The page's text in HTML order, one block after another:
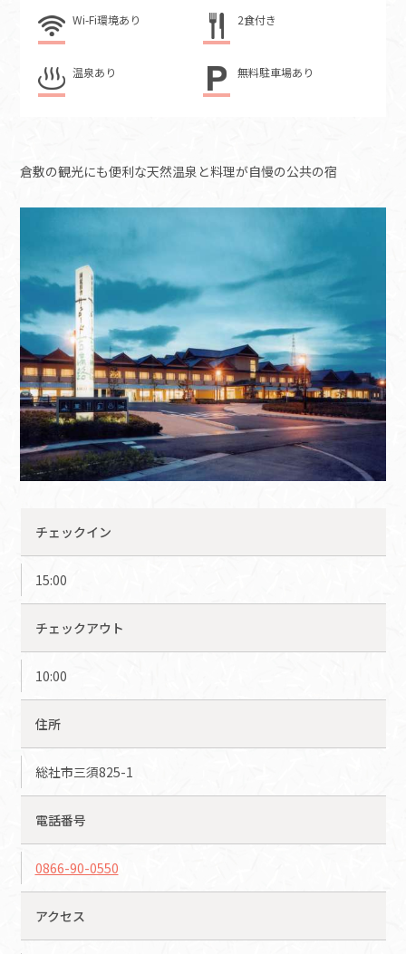
Wi-Fi環境あり 2食付き
温泉あり 無料駐車場あり
倉敷の観光にも便利な天然温泉と料理が自慢の公共の宿
チェックイン
15:00
チェックアウト
10:00
住所
総社市三須825-1
電話番号
0866-90-0550
アクセス